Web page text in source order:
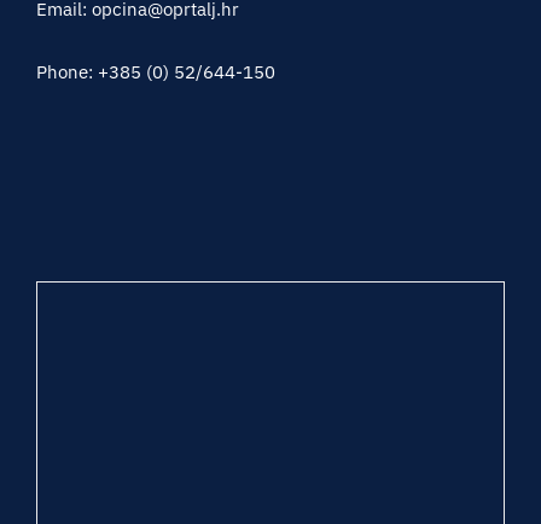
Email: opcina@oprtalj.hr
Phone: +385 (0) 52/644-150